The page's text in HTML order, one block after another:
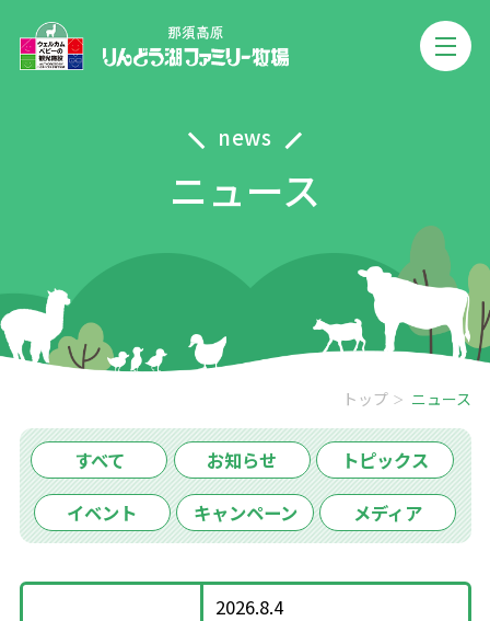
news
ニュース
トップ ニュース
すべて お知らせ トピックス
イベント キャンペーン メディア
2026.8.4